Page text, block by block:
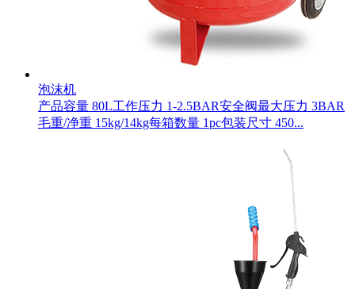
泡沫机
产品容量 80L工作压力 1-2.5BAR安全阀最大压力 3BAR
毛重/净重 15kg/14kg每箱数量 1pc包装尺寸 450...